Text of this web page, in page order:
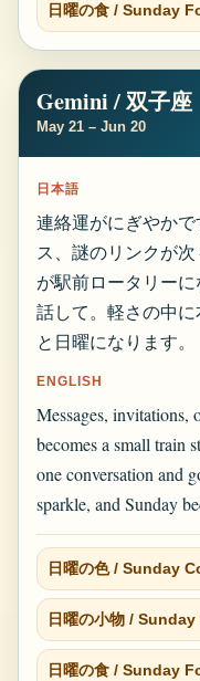
日曜の食 / Sunday
Gemini / 双子座
May 21 – Jun 20
日本語
連絡運がにぎやか
ス、謎のリンクが
が駅前ロータリー
話して。軽さの中
と日曜になります。
ENGLISH
Messages, invitations,
becomes a small train
one conversation and
sparkle, and Sunday
日曜の色 / Sunday
日曜の小物 / Sunday
日曜の食 / Sunday